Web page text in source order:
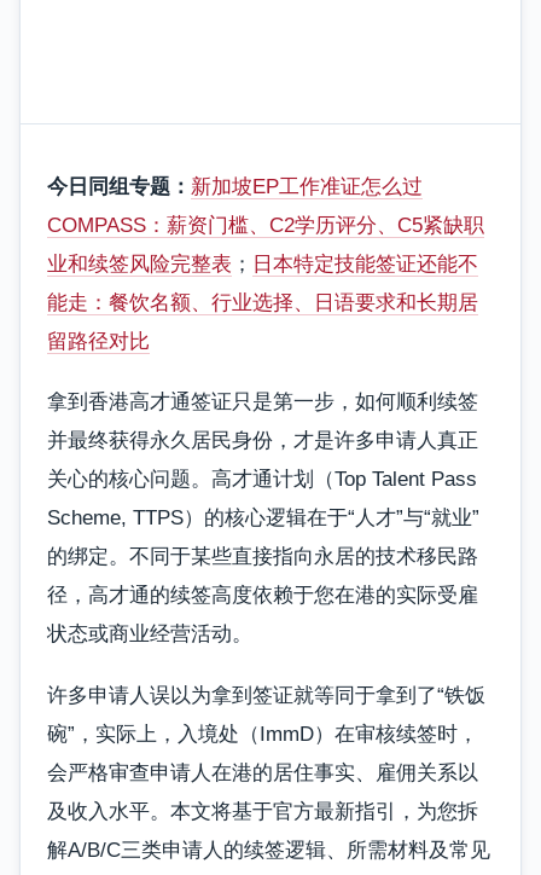
今日同组专题： 新加坡EP工作准证怎么过
COMPASS：薪资门槛、C2学历评分、C5紧缺职
业和续签风险完整表 ； 日本特定技能签证还能不
能走：餐饮名额、行业选择、日语要求和长期居
留路径对比
拿到香港高才通签证只是第一步，如何顺利续签
并最终获得永久居民身份，才是许多申请人真正
关心的核心问题。高才通计划（Top Talent Pass
Scheme, TTPS）的核心逻辑在于“人才”与“就业”
的绑定。不同于某些直接指向永居的技术移民路
径，高才通的续签高度依赖于您在港的实际受雇
状态或商业经营活动。
许多申请人误以为拿到签证就等同于拿到了“铁饭
碗”，实际上，入境处（ImmD）在审核续签时，
会严格审查申请人在港的居住事实、雇佣关系以
及收入水平。本文将基于官方最新指引，为您拆
解A/B/C三类申请人的续签逻辑、所需材料及常见